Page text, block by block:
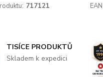
717121
TISÍCE PRODUKTŮ
Skladem k expedici